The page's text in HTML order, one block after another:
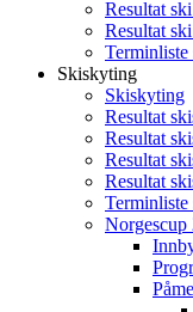
Resultat
Resultat
Skiskyting
Skiskyting
Resultat
Resultat
Resultat
Resultat
Norgescup